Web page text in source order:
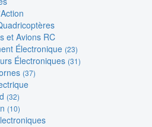
et Avions RC
Électronique (23)
Électroniques (31)
(37)
(32)
(10)